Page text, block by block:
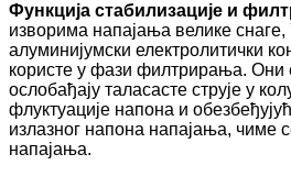
Функција стабилизације и
изворима напајања велике снаге,
алуминијумски електролитички
користе у фази филтрирања. Они
ослобађају таласасте струје у
флуктуације напона и
излазног напона напајања, чиме
напајања.